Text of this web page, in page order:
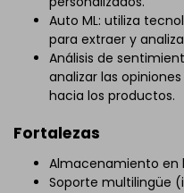
Auto ML: utiliza
para extraer y
Análisis de
analizar las
hacia los productos.
Fortalezas
Almacenamiento en
Soporte multilingüe